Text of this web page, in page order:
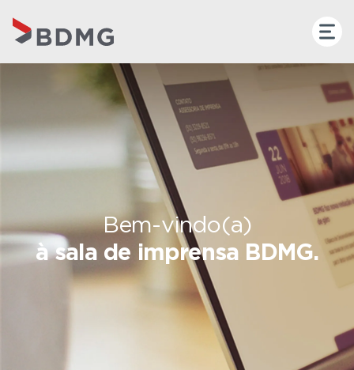
Bem-vindo(a)
à sala de imprensa BDMG.